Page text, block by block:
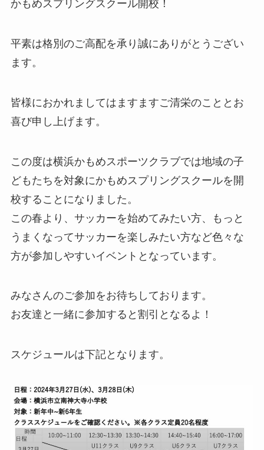
かもめスプリングスクール開校！
平素は格別のご高配を承り誠にありがとうござい
ます。
皆様におかれましてはますますご清栄のこととお
喜び申し上げます。
この度は横浜かもめスポーツクラブでは地域の子
どもたちを対象にかもめスプリングスクールを開
校することになりました。
この春より、サッカーを始めてみたい方、もっと
うまくなってサッカーを楽しみたい方など色々な
方が参加しやすいイベントとなっています。
みなさんのご参加をお待ちしております。
お友達と一緒に参加すると割引となるよ！
スケジュールは下記となります。